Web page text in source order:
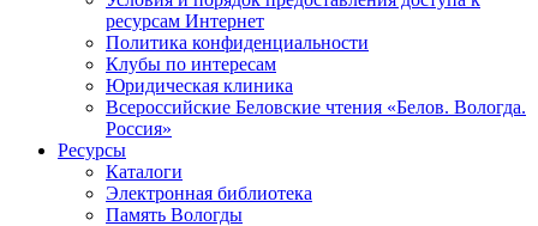
ресурсам Интернет
Политика конфиденциальности
Клубы по интересам
Юридическая клиника
Всероссийские Беловские чтения «Белов. Вологда.
Россия»
Ресурсы
Каталоги
Электронная библиотека
Память Вологды